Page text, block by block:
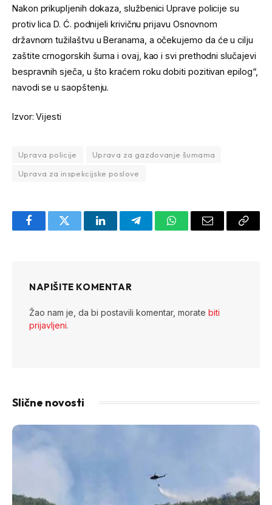
Nakon prikupljenih dokaza, službenici Uprave policije su
protiv lica D. Ć. podnijeli krivičnu prijavu Osnovnom
državnom tužilaštvu u Beranama, a očekujemo da će u cilju
zaštite crnogorskih šuma i ovaj, kao i svi prethodni slučajevi
bespravnih sječa, u što kraćem roku dobiti pozitivan epilog“,
navodi se u saopštenju.
Izvor: Vijesti
Uprava policije
Uprava za gazdovanje šumama
Uprava za inspekcijske poslove
FacebookTwitter LinkedInTelegramWhatsAppEmail
Copy
NAPIŠITE KOMENTAR
Žao nam je, da bi postavili komentar, morate biti
prijavljeni.
Slične novosti